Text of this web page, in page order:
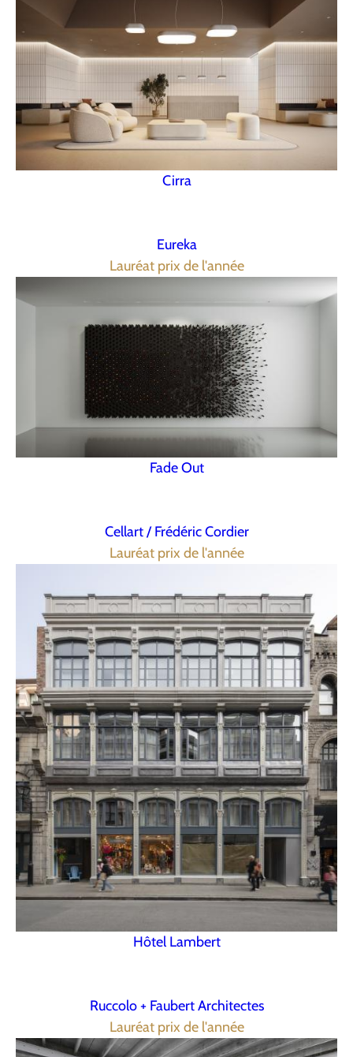
Cirra
Eureka
Lauréat prix de l'année
Fade Out
Cellart / Frédéric Cordier
Lauréat prix de l'année
Hôtel Lambert
Ruccolo + Faubert Architectes
Lauréat prix de l'année